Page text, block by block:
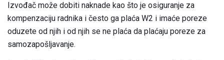
Izvođač može dobiti naknade kao što je osiguranje za
kompenzaciju radnika i često ga plaća W2 i imaće poreze
oduzete od njih i od njih se ne plaća da plaćaju poreze za
samozapošljavanje.